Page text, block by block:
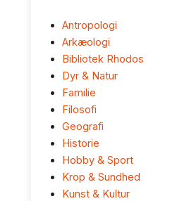
Antropologi
Arkæologi
Bibliotek Rhodos
Dyr & Natur
Familie
Filosofi
Geografi
Historie
Hobby & Sport
Krop & Sundhed
Kunst & Kultur